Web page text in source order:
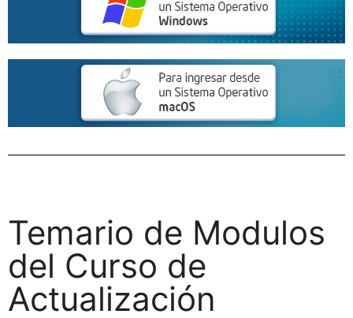
Temario de Modulos
del Curso de
Actualización